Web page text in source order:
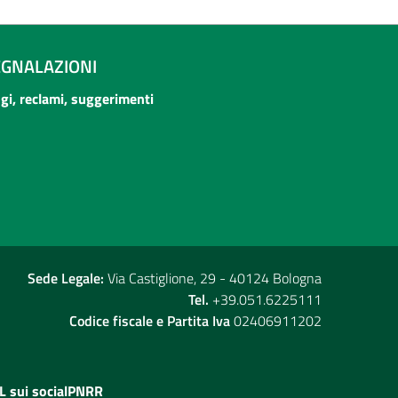
reclami, suggerimenti
Sede Legale: Via Castiglione, 29 - 40124 Bologna
Tel. +39.051.6225111
Codice fiscale e Partita Iva02406911202
sui socialPNRR